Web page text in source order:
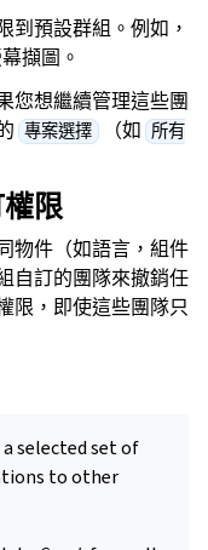
到預設群組。例如，
擷圖。
您想繼續管理這些團
專案選擇 （如 所有
限
物件（如語言，組件
自訂的團隊來撤銷任
限，即使這些團隊只
selected set of
to other